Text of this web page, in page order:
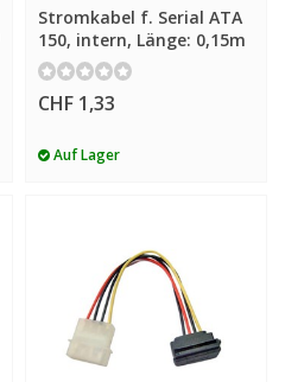
Stromkabel f. Serial ATA
150, intern, Länge: 0,15m
CHF 1,33
Auf Lager